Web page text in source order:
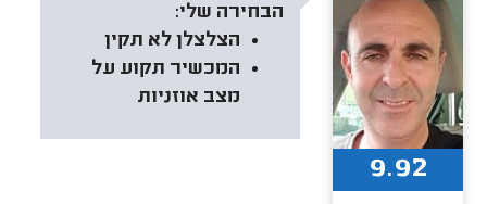
הבחירה שלי:
הצלצלן לא תקין
המכשיר תקוע על
מצב אוזניות
9.92